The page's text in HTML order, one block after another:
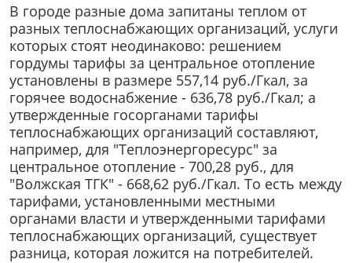
В городе разные дома запитаны теплом от
разных теплоснабжающих организаций, услуги
которых стоят неодинаково: решением
гордумы тарифы за центральное отопление
установлены в размере 557,14 руб./Гкал, за
горячее водоснабжение - 636,78 руб./Гкал; а
утвержденные госорганами тарифы
теплоснабжающих организаций составляют,
например, для "Теплоэнергоресурс" за
центральное отопление - 700,28 руб., для
"Волжская ТГК" - 668,62 руб./Гкал. То есть между
тарифами, установленными местными
органами власти и утвержденными тарифами
теплоснабжающих организаций, существует
разница, которая ложится на потребителей.